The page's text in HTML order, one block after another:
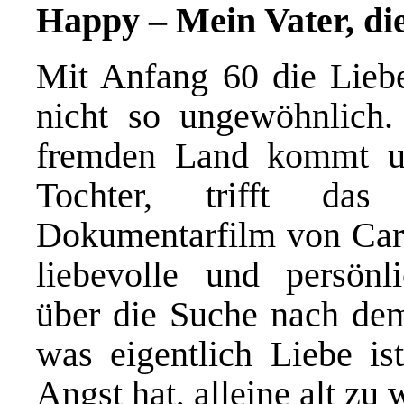
Happy – Mein Vater,
Mit Anfang 60 die
nicht so
fremden Land kommt
Tochter, trifft das
Dokumentarfilm von
liebevolle und
über die Suche nach
was eigentlich Liebe
Angst hat, alleine alt zu